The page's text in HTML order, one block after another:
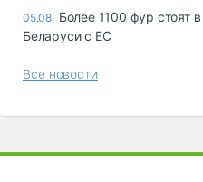
05.08 Более 1100 фур стоят
Беларуси с ЕС
Все новости